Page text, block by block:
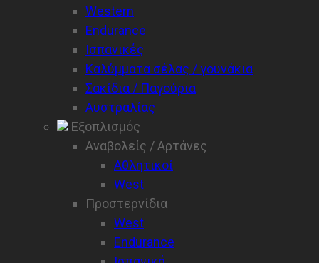
Western
Endurance
Ισπανικές
Καλύμματα σέλας / γουνάκια
Σακίδια / Παγούρια
Αυστραλίας
Εξοπλισμός
Αναβολείς / Αρτάνες
Αθλητικοί
West
Προστερνίδια
West
Endurance